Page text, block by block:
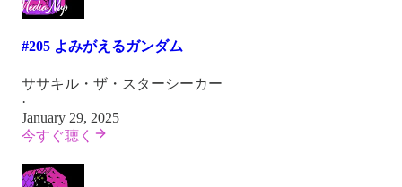
#205 よみがえるガンダム
ササキル・ザ・スターシーカー
·
January 29, 2025
今すぐ聴く